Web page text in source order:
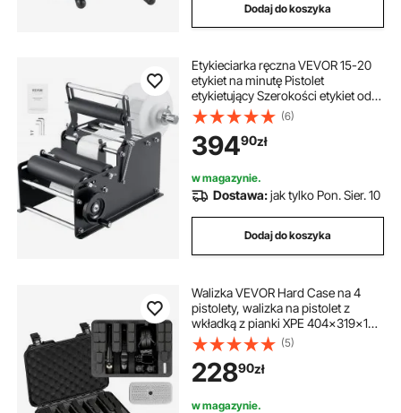
Dodaj do koszyka
Etykieciarka ręczna VEVOR 15-20
etykiet na minutę Pistolet
etykietujący Szerokości etykiet od
10 do 130 mm, długości etykiet od
10 do 300 mm Etykieciarka do
etykiet cenowych Etykieciarka do
butelek
(6)
39490zł
w magazynie.
Dostawa:jak tylko Pon. Sier. 10
Dodaj do koszyka
Walizka VEVOR Hard Case na 4
pistolety, walizka na pistolet z
wkładką z pianki XPE 404x319x192
mm, wodoodporna walizka na
broń krótką z regulowanym
wnętrzem i uchwytem do
przenoszenia, na pistolet,
obiektywy, aparat
(5)
22890zł
w magazynie.